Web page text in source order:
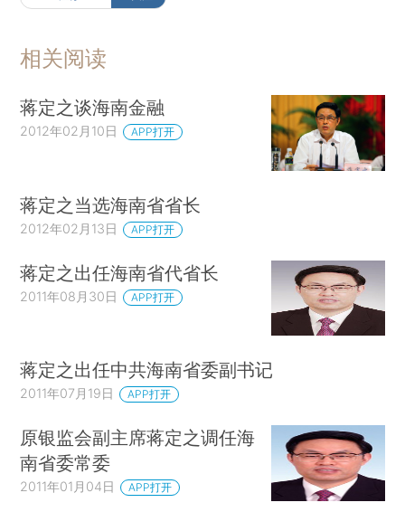
相关阅读
蒋定之谈海南金融
2012年02月10日 APP打开
蒋定之当选海南省省长
2012年02月13日 APP打开
蒋定之出任海南省代省长
2011年08月30日 APP打开
蒋定之出任中共海南省委副书记
2011年07月19日 APP打开
原银监会副主席蒋定之调任海
南省委常委
2011年01月04日 APP打开